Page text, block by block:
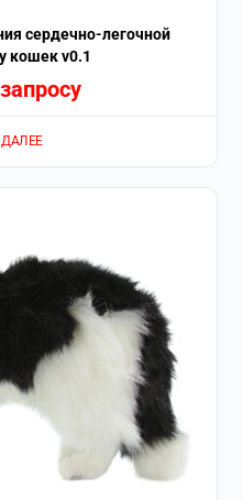
сердечно-легочной
кошек v0.1